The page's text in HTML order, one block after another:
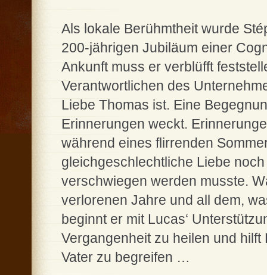
Als lokale Berühmtheit wurde
200-jährigen Jubiläum einer
Ankunft muss er verblüfft
Verantwortlichen des
Liebe Thomas ist. Eine
Erinnerungen weckt.
während eines flirrenden
gleichgeschlechtliche Liebe
verschwiegen werden musste.
verlorenen Jahre und all dem,
beginnt er mit Lucas‘
Vergangenheit zu heilen und
Vater zu begreifen …